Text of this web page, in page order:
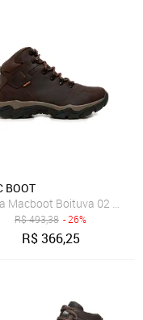
BOOT
Macboot Boituva 02
R$493,38 - 26%
R$366,25